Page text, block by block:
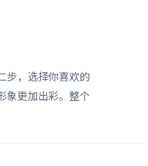
步，选择你喜欢的
象更加出彩。整个